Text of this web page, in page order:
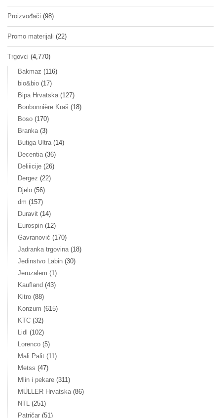
Proizvođači (98)
Promo materijali (22)
Trgovci (4,770)
Bakmaz (116)
bio&bio (17)
Bipa Hrvatska(127)
Bonbonnière Kraš (18)
Boso (170)
Branka(3)
Butiga Ultra(14)
Decentia(36)
Deliiicije (26)
Dergez (22)
Djelo (56)
dm (157)
Duravit (14)
Eurospin (12)
Gavranović (170)
Jadranka trgovina(18)
Jedinstvo Labin (30)
Jeruzalem (1)
Kaufland (43)
Kitro (88)
Konzum (615)
KTC (32)
Lidl (102)
Lorenco (5)
Mali Palit (11)
Metss (47)
Mlin i pekare (311)
MÜLLER Hrvatska(86)
NTL (251)
Patričar (51)